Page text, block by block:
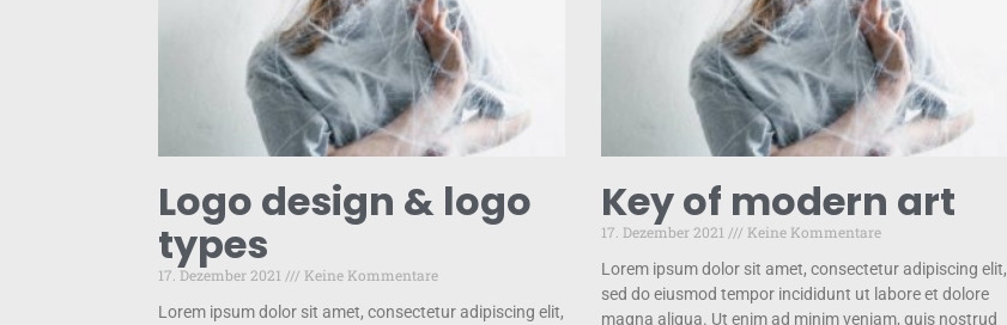
Logo design & logo
types
17. Dezember 2021
Keine Kommentare
Lorem ipsum dolor sit amet, consectetur adipiscing elit,
Key of modern art
17. Dezember 2021
Keine Kommentare
Lorem ipsum dolor sit amet, consectetur adipiscing elit,
sed do eiusmod tempor incididunt ut labore et dolore
magna aliqua. Ut enim ad minim veniam, quis nostrud